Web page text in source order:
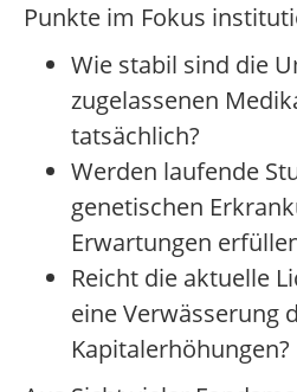
Punkte im Fokus
Wie stabil sind die
zugelassenen
tatsächlich?
Werden laufende
genetischen
Erwartungen
Reicht die aktuelle
eine Verwässerung
Kapitalerhöhungen?